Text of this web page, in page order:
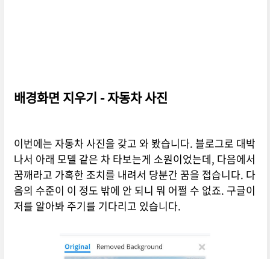
배경화면 지우기 - 자동차 사진
이번에는 자동차 사진을 갖고 와 봤습니다. 블로그로 대박
나서 아래 모델 같은 차 타보는게 소원이었는데, 다음에서
꿈깨라고 가혹한 조치를 내려서 당분간 꿈을 접습니다. 다
음의 수준이 이 정도 밖에 안 되니 뭐 어쩔 수 없죠. 구글이
저를 알아봐 주기를 기다리고 있습니다.